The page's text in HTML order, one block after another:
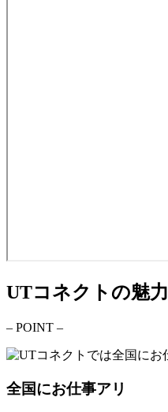
UTコネクトの魅力
– POINT –
全国にお仕事アリ